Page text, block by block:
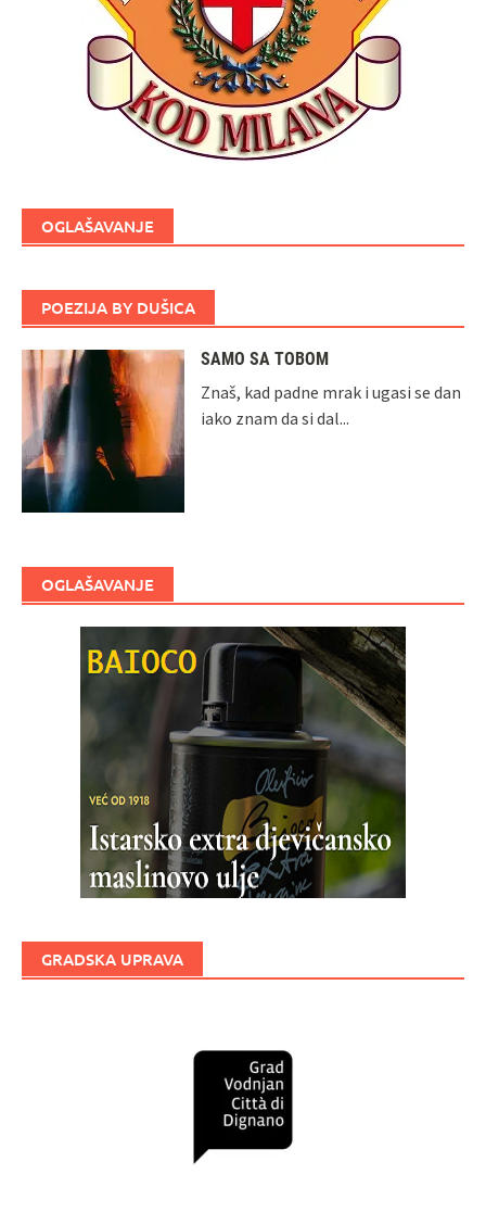
OGLAŠAVANJE
POEZIJA BY DUŠICA
SAMO SA TOBOM
Znaš, kad padne mrak i ugasi se dan
iako znam da si dal...
OGLAŠAVANJE
GRADSKA UPRAVA